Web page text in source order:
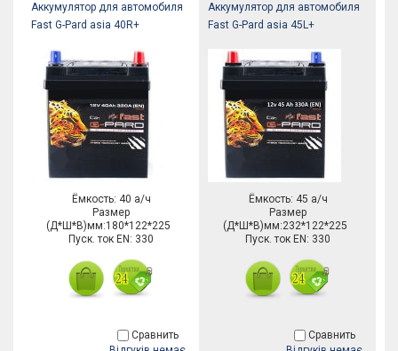
Аккумулятор для автомобиля
Fast G-Pard asia 40R+
Ёмкость: 40 а/ч
Размер
(Д*Ш*В)мм:180*122*225
Пуск. ток EN: 330
Сравнить
Аккумулятор для автомобиля
Fast G-Pard asia 45L+
Ёмкость: 45 а/ч
Размер
(Д*Ш*В)мм:232*122*225
Пуск. ток EN: 330
Сравнить